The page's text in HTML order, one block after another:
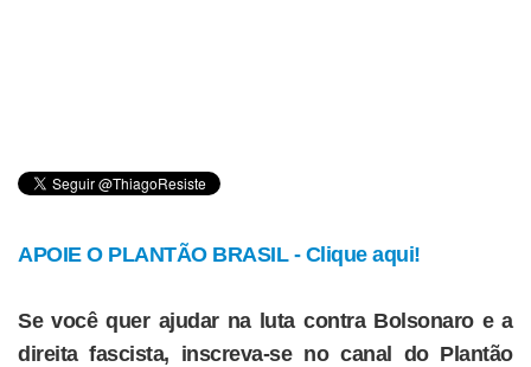
APOIE O PLANTÃO BRASIL - Clique aqui!
Se você quer ajudar na luta contra Bolsonaro e a
direita fascista, inscreva-se no canal do Plantão